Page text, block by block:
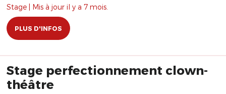
Stage | Mis à jour il y a 7 mois.
PLUS D'INFOS
Stage perfectionnement clown-
théâtre